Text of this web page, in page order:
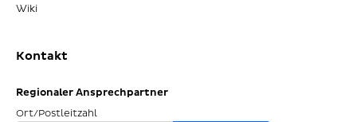
Wiki
Kontakt
Regionaler Ansprechpartner
Ort/Postleitzahl